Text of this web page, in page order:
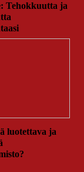
Tehokkuutta ja
luotettava ja